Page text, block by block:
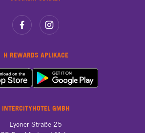
H REWARDS APLIKACE
INTERCITYHOTEL GMBH
Lyoner Straße 25